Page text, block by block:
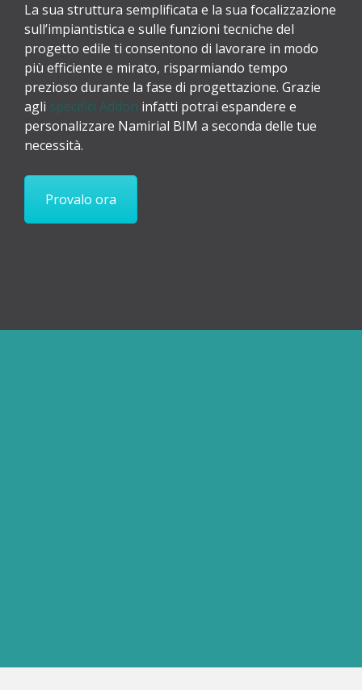
La sua struttura semplificata e la sua focalizzazione
sull’impiantistica e sulle funzioni tecniche del
progetto edile ti consentono di lavorare in modo
più efficiente e mirato, risparmiando tempo
prezioso durante la fase di progettazione. Grazie
agli specifici Addon infatti potrai espandere e
personalizzare Namirial BIM a seconda delle tue
necessità.
Provalo ora